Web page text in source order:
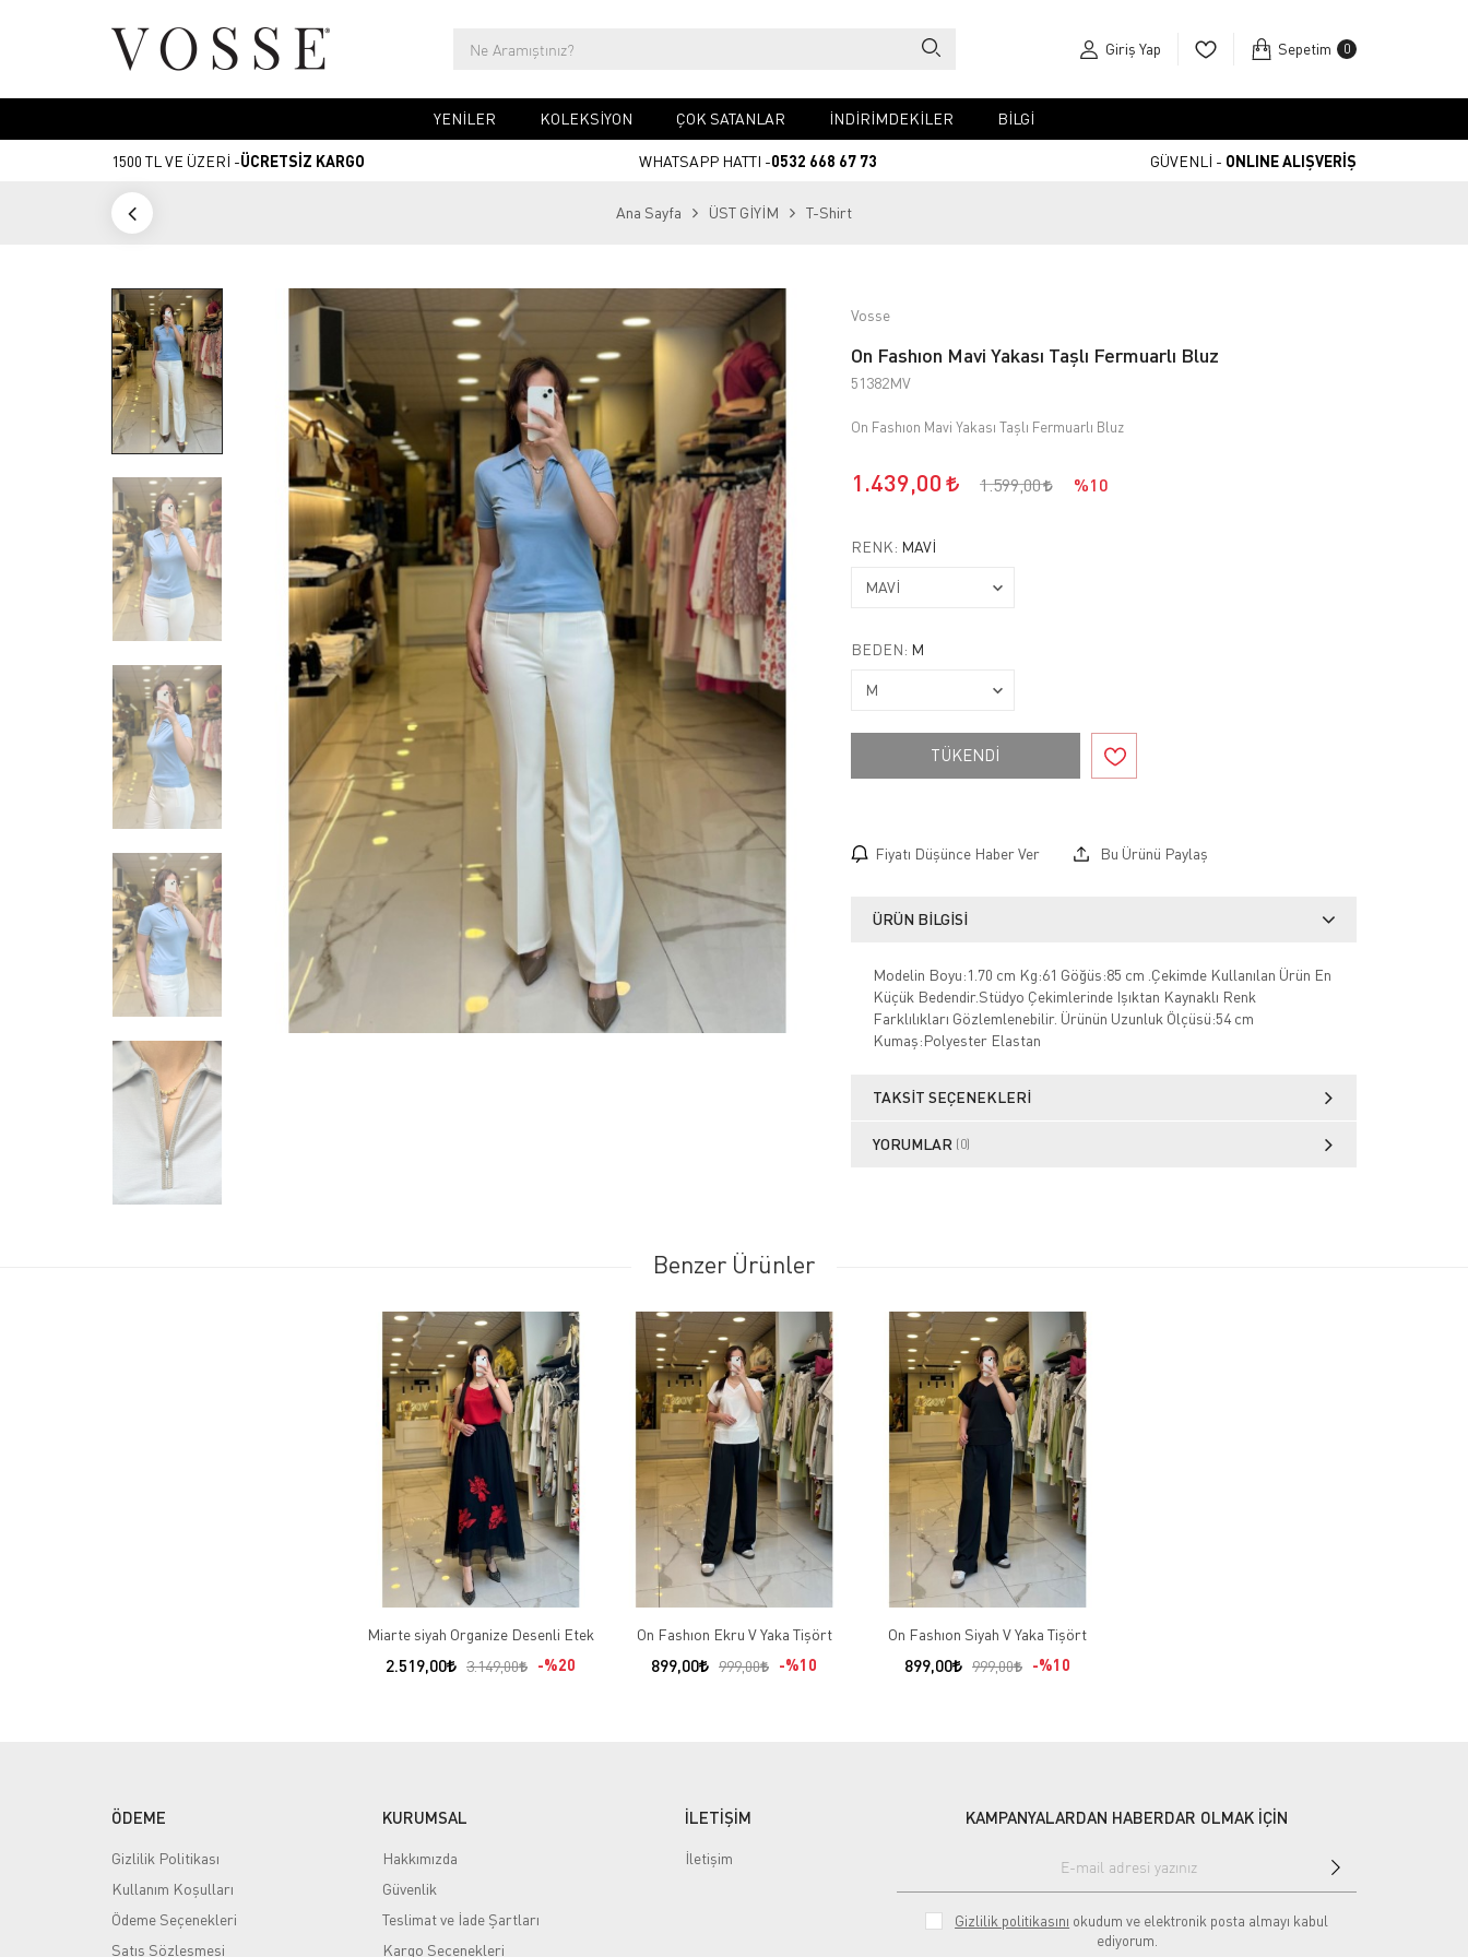
Giriş Yap Sepetim 0
YENİLER KOLEKSİYON ÇOK SATANLAR İNDİRİMDEKİLER BİLGİ
1500 TL VE ÜZERİ -ÜCRETSİZ KARGO WHATSAPP HATTI -0532 668 67 73 GÜVENLİ - ONLINE ALIŞVERİŞ
Ana Sayfa ÜST GİYİM T-Shirt
Vosse
On Fashıon Mavi Yakası Taşlı Fermuarlı Bluz
51382MV
On Fashıon Mavi Yakası Taşlı Fermuarlı Bluz
1.439,00 1.599,00 %10
RENK: MAVİ
BEDEN: M
TÜKENDİ
Fiyatı Düşünce Haber Ver Bu Ürünü Paylaş
ÜRÜN BILGISI
Modelin Boyu:1.70 cm Kg:61 Göğüs:85 cm .Çekimde Kullanılan Ürün En
Küçük Bedendir.Stüdyo Çekimlerinde Işıktan Kaynaklı Renk
Farklılıkları Gözlemlenebilir. Ürünün Uzunluk Ölçüsü:54 cm
Kumaş:Polyester Elastan
TAKSIT SEÇENEKLERI
YORUMLAR (0)
Benzer Ürünler
Miarte siyah Organize Desenli Etek
2.519,00 3.149,00 %20
On Fashıon Ekru V Yaka Tişört
899,00 999,00 %10
On Fashıon Siyah V Yaka Tişört
899,00 999,00 %10
ÖDEME
Gizlilik Politikası
Kullanım Koşulları
Ödeme Seçenekleri
Satış Sözleşmesi
KURUMSAL
Hakkımızda
Güvenlik
Teslimat ve İade Şartları
Kargo Seçenekleri
İLETİŞİM
İletişim
KAMPANYALARDAN HABERDAR OLMAK İÇİN
Gizlilik politikasını okudum ve elektronik posta almayı kabul
ediyorum.